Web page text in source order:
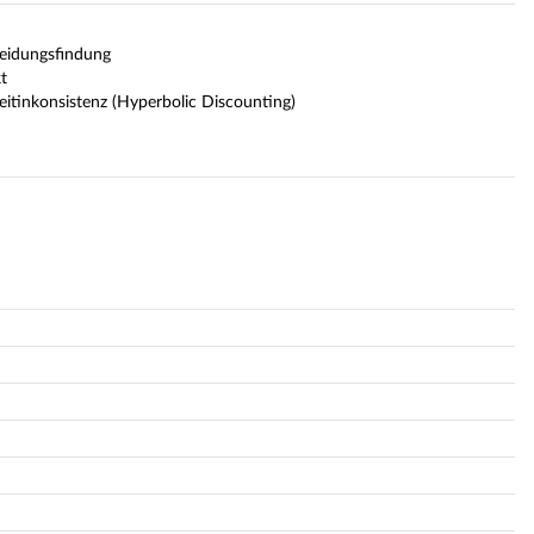
(Hyperbolic Discounting)